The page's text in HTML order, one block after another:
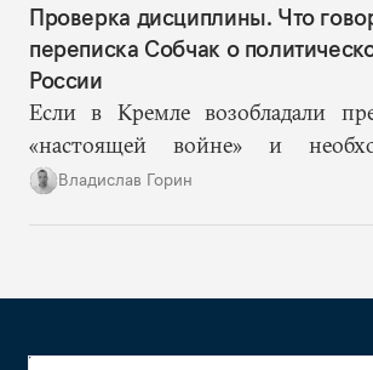
Проверка дисциплины. Что
переписка Собчак о
России
Если в Кремле возобладали
«настоящей войне» и
допустить «раскола в
Владислав Горин